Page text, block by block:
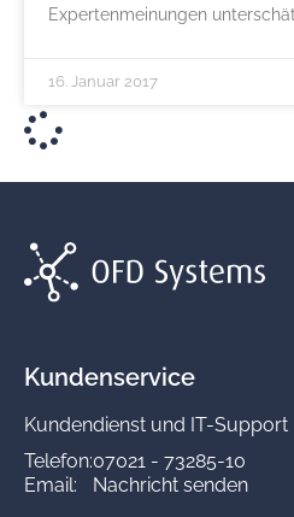
Expertenmeinungen
16. Januar 2017
Kundenservice
Kundendienst und IT-Support
Telefon:07021 - 73285-10
Email:
Nachricht senden